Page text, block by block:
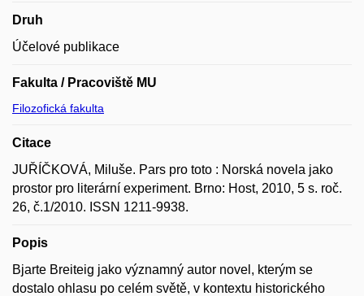
Druh
Účelové publikace
Fakulta / Pracoviště MU
Filozofická fakulta
Citace
JUŘÍČKOVÁ, Miluše. Pars pro toto : Norská novela jako
prostor pro literární experiment. Brno: Host, 2010, 5 s. roč.
26, č.1/2010. ISSN 1211-9938.
Popis
Bjarte Breiteig jako významný autor novel, kterým se
dostalo ohlasu po celém světě, v kontextu historického